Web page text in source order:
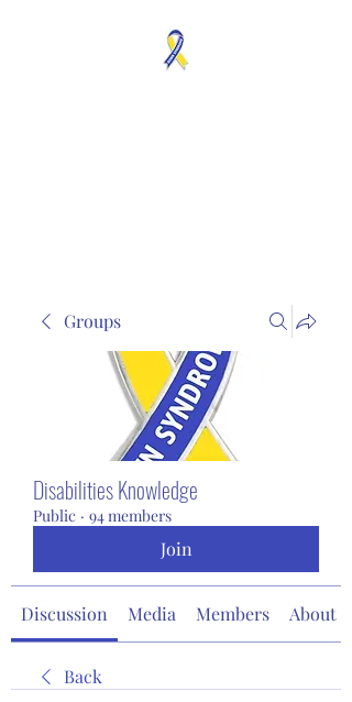
Groups
Disabilities Knowledge
Public · 94 members
Join
Discussion Media Members About
Back